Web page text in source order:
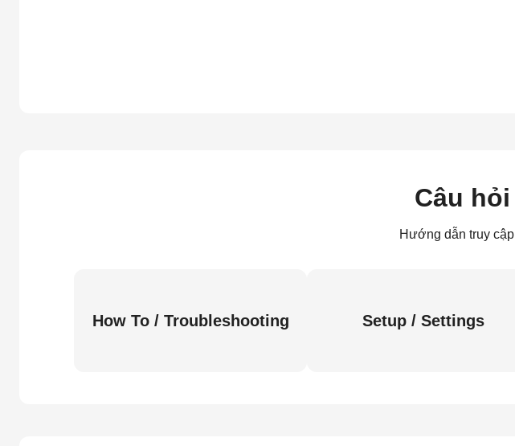
Câu
Hướng dẫn truy
How To / Troubleshooting Setup / Settings